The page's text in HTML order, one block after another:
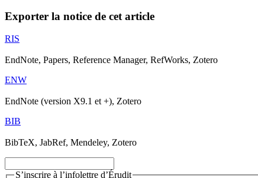
Exporter la notice de cet article
RIS
EndNote, Papers, Reference Manager, RefWorks, Zotero
ENW
EndNote (version X9.1 et +), Zotero
BIB
BibTeX, JabRef, Mendeley, Zotero
S’inscrire à l’infolettre d’Érudit